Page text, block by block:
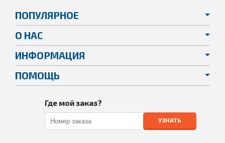
ПОПУЛЯРНОЕ
О НАС
ИНФОРМАЦИЯ
ПОМОЩЬ
Где мой заказ?
УЗНАТЬ